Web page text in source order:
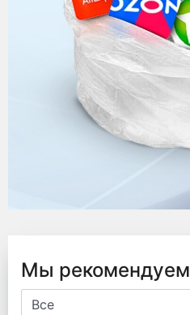
Мы рекомендуем